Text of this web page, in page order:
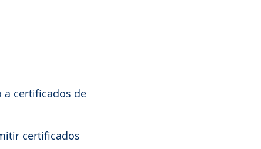
a certificados de
certificados